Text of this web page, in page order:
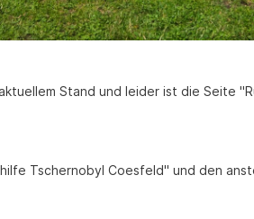
Stand und leider ist die Seite
Tschernobyl Coesfeld" und den